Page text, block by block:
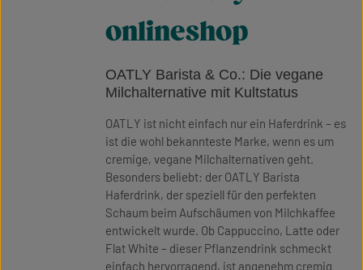
onlineshop
OATLY Barista & Co.: Die vegane
Milchalternative mit Kultstatus
OATLY ist nicht einfach nur ein Haferdrink – es
ist die wohl bekannteste Marke, wenn es um
cremige, vegane Milchalternativen geht.
Besonders beliebt: der OATLY Barista
Haferdrink, der speziell für den perfekten
Schaum beim Aufschäumen von Milchkaffee
entwickelt wurde. Ob Cappuccino, Latte oder
Flat White – dieser Pflanzendrink schmeckt
einfach hervorragend, ist angenehm cremig